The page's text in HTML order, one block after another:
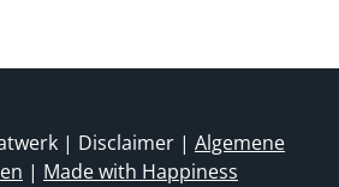
| Disclaimer | Algemene
| Made with Happiness